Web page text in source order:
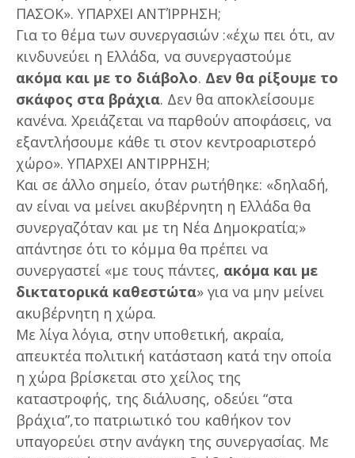
ΠΑΣΟΚ». ΥΠΑΡΧΕΙ ΑΝΤΊΡΡΗΣΗ;
Για το θέμα των συνεργασιών :«έχω πει ότι, αν
κινδυνεύει η Ελλάδα, να συνεργαστούμε
ακόμα και με το διάβολο. Δεν θα ρίξουμε το
σκάφος στα βράχια. Δεν θα αποκλείσουμε
κανένα. Χρειάζεται να παρθούν αποφάσεις, να
εξαντλήσουμε κάθε τι στον κεντροαριστερό
χώρο». ΥΠΑΡΧΕΙ ΑΝΤΙΡΡΗΣΗ;
Και σε άλλο σημείο, όταν ρωτήθηκε: «δηλαδή,
αν είναι να μείνει ακυβέρνητη η Ελλάδα θα
συνεργαζόταν και με τη Νέα Δημοκρατία;»
απάντησε ότι το κόμμα θα πρέπει να
συνεργαστεί «με τους πάντες, ακόμα και με
δικτατορικά καθεστώτα» για να μην μείνει
ακυβέρνητη η χώρα.
Με λίγα λόγια, στην υποθετική, ακραία,
απευκτέα πολιτική κατάσταση κατά την οποία
η χώρα βρίσκεται στο χείλος της
καταστροφής, της διάλυσης, οδεύει “στα
βράχια”,το πατριωτικό του καθήκον τον
υπαγορεύει στην ανάγκη της συνεργασίας. Με